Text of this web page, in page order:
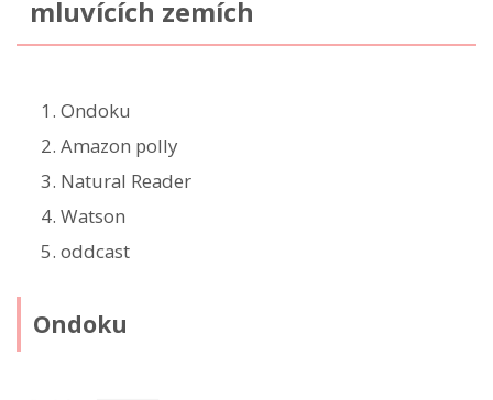
mluvících zemích
Ondoku
Amazon polly
Natural Reader
Watson
oddcast
Ondoku